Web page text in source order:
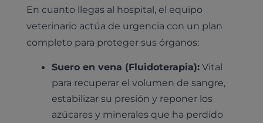
En cuanto llegas al hospital, el equipo
veterinario actúa de urgencia con un plan
completo para proteger sus órganos:
Suero en vena (Fluidoterapia): Vital
para recuperar el volumen de sangre,
estabilizar su presión y reponer los
azúcares y minerales que ha perdido